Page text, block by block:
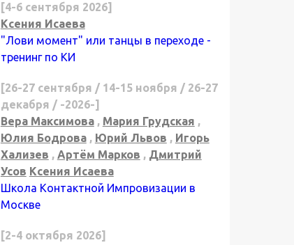
[4-6 сентября 2026]
Ксения Исаева
"Лови момент" или танцы в переходе -
тренинг по КИ
[26-27 сентября / 14-15 ноября / 26-27
декабря / -2026-]
Вера Максимова, Мария Грудская ,
Юлия Бодрова, Юрий Львов , Игорь
Хализев , Артём Марков , Дмитрий
Усов Ксения Исаева
Школа Контактной Импровизации в
Москве
[2-4 октября 2026]